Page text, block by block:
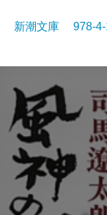
新潮文庫 978-